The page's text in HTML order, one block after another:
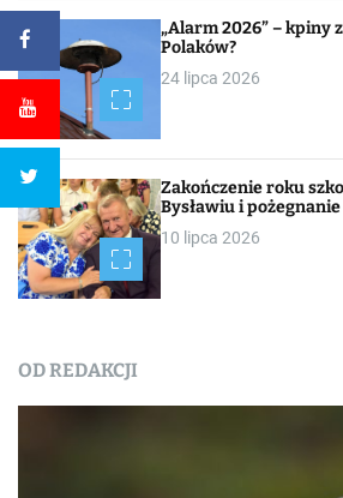
„Alarm 2026” – kpiny
Polaków?
24 lipca 2026
Zakończenie roku
Bysławiu i
10 lipca 2026
OD REDAKCJI